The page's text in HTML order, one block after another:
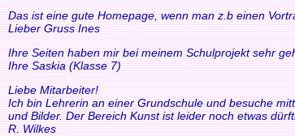
Das ist eine gute Homepage, wenn man z.b einen
Lieber Gruss Ines
Ihre Seiten haben mir bei meinem Schulprojekt sehr
Ihre Saskia (Klasse 7)
Liebe Mitarbeiter!
Ich bin Lehrerin an einer Grundschule und besuche
und Bilder. Der Bereich Kunst ist leider noch etwas
R. Wilkes